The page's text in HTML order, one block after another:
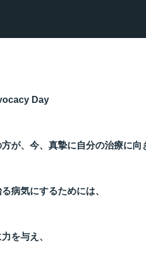
Day
が、今、真摯に自分の治療に向
病気にするためには、
力を与え、